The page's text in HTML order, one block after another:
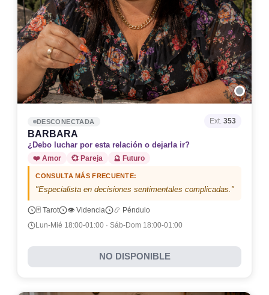
DESCONECTADA
BARBARA
¿Debo luchar por esta relación o dejarla ir?
Ext. 353
❤️ Amor 💞 Pareja 🔮 Futuro
CONSULTA MÁS FRECUENTE:
"Especialista en decisiones sentimentales complicadas."
🃏 Tarot 👁️ Videncia
📿 Péndulo
Lun-Mié 18:00-01:00 · Sáb-Dom 18:00-01:00
NO DISPONIBLE